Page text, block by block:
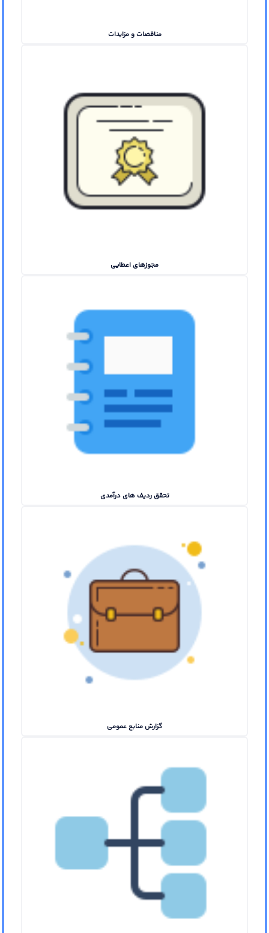
مناقصات و مزایدات
مجوزهای اعطایی
تحقق ردیف های درآمدی
گزارش منابع عمومی